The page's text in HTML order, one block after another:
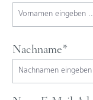
Nachname*